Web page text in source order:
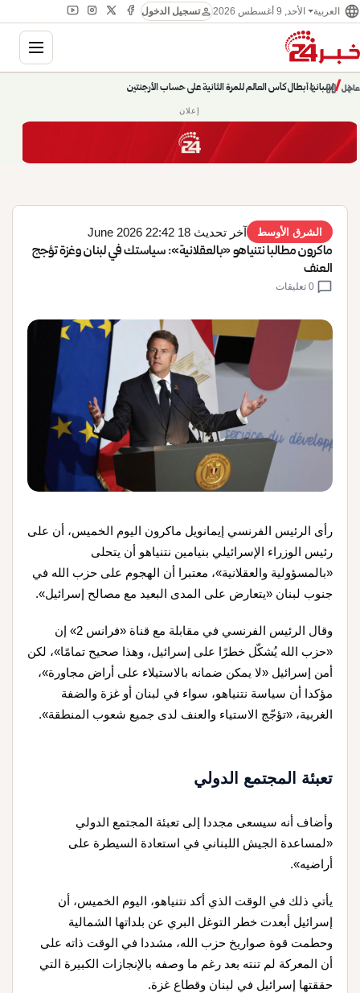
language العربية الأحد, 9 أغسطس 2026 personتسجيل الدخول
عاجل/حديث الساعة: سيناريوهات قادمة 745 chevron_right
pause
chevron_left
إعلان
الشرق الأوسط آخر تحديث 18 June 2026 22:42
ماكرون مطالبا نتنياهو «بالعقلانية»: سياستك في لبنان وغزة تؤجج
العنف
chat_bubble
رأى الرئيس الفرنسي إيمانويل ماكرون اليوم الخميس، أن على
رئيس الوزراء الإسرائيلي بنيامين نتنياهو أن يتحلى
«بالمسؤولية والعقلانية»، معتبرا أن الهجوم على حزب الله في
جنوب لبنان «يتعارض على المدى البعيد مع مصالح إسرائيل».
وقال الرئيس الفرنسي في مقابلة مع قناة «فرانس 2» إن
«حزب الله يُشكّل خطرًا على إسرائيل، وهذا صحيح تمامًا»، لكن
أمن إسرائيل «لا يمكن ضمانه بالاستيلاء على أراض مجاورة»،
مؤكدا أن سياسة نتنياهو، سواء في لبنان أو غزة والضفة
الغربية، «تؤجّج الاستياء والعنف لدى جميع شعوب المنطقة».
تعبئة المجتمع الدولي
وأضاف أنه سيسعى مجددا إلى تعبئة المجتمع الدولي
«لمساعدة الجيش اللبناني في استعادة السيطرة على
أراضيه».
يأتي ذلك في الوقت الذي أكد نتنياهو، اليوم الخميس، أن
إسرائيل أبعدت خطر التوغل البري عن بلداتها الشمالية
وحطمت قوة صواريخ حزب الله، مشددا في الوقت ذاته على
أن المعركة لم تنته بعد رغم ما وصفه بالإنجازات الكبيرة التي
حققتها إسرائيل في لبنان وقطاع غزة.